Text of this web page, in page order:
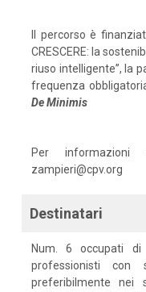
Il percorso è
CRESCERE: la
riuso intelligente”, la
frequenza
DeMinimis
Per informazioni
zampieri@cpv.org
Destinatari
Num. 6 occupati
professionisti con
preferibilmente nei